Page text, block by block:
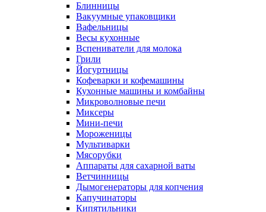
Блинницы
Вакуумные упаковщики
Вафельницы
Весы кухонные
Вспениватели для молока
Грили
Йогуртницы
Кофеварки и кофемашины
Кухонные машины и комбайны
Микроволновые печи
Миксеры
Мини-печи
Мороженицы
Мультиварки
Мясорубки
Аппараты для сахарной ваты
Ветчинницы
Дымогенераторы для копчения
Капучинаторы
Кипятильники